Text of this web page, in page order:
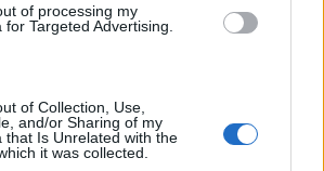
of processing my
Targeted Advertising.
of Collection, Use,
and/or Sharing of my
that Is Unrelated with the
it was collected.
in Chianti
più vicino al centro
11.8km